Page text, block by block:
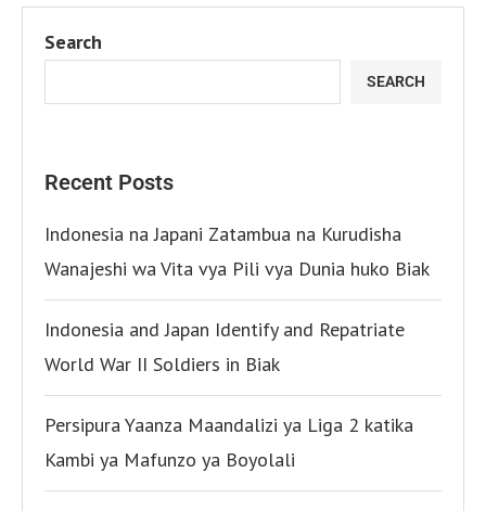
Search
SEARCH
Recent Posts
Indonesia na Japani Zatambua na Kurudisha
Wanajeshi wa Vita vya Pili vya Dunia huko Biak
Indonesia and Japan Identify and Repatriate
World War II Soldiers in Biak
Persipura Yaanza Maandalizi ya Liga 2 katika
Kambi ya Mafunzo ya Boyolali